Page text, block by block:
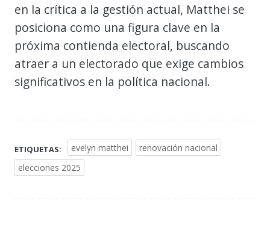
en la crítica a la gestión actual, Matthei se
posiciona como una figura clave en la
próxima contienda electoral, buscando
atraer a un electorado que exige cambios
significativos en la política nacional.
ETIQUETAS: evelyn matthei
renovación nacional
elecciones 2025